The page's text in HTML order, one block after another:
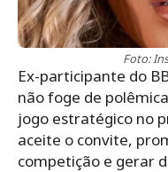
Foto:
Ex-participante do
não foge de
jogo estratégico no
aceite o convite,
competição e gerar